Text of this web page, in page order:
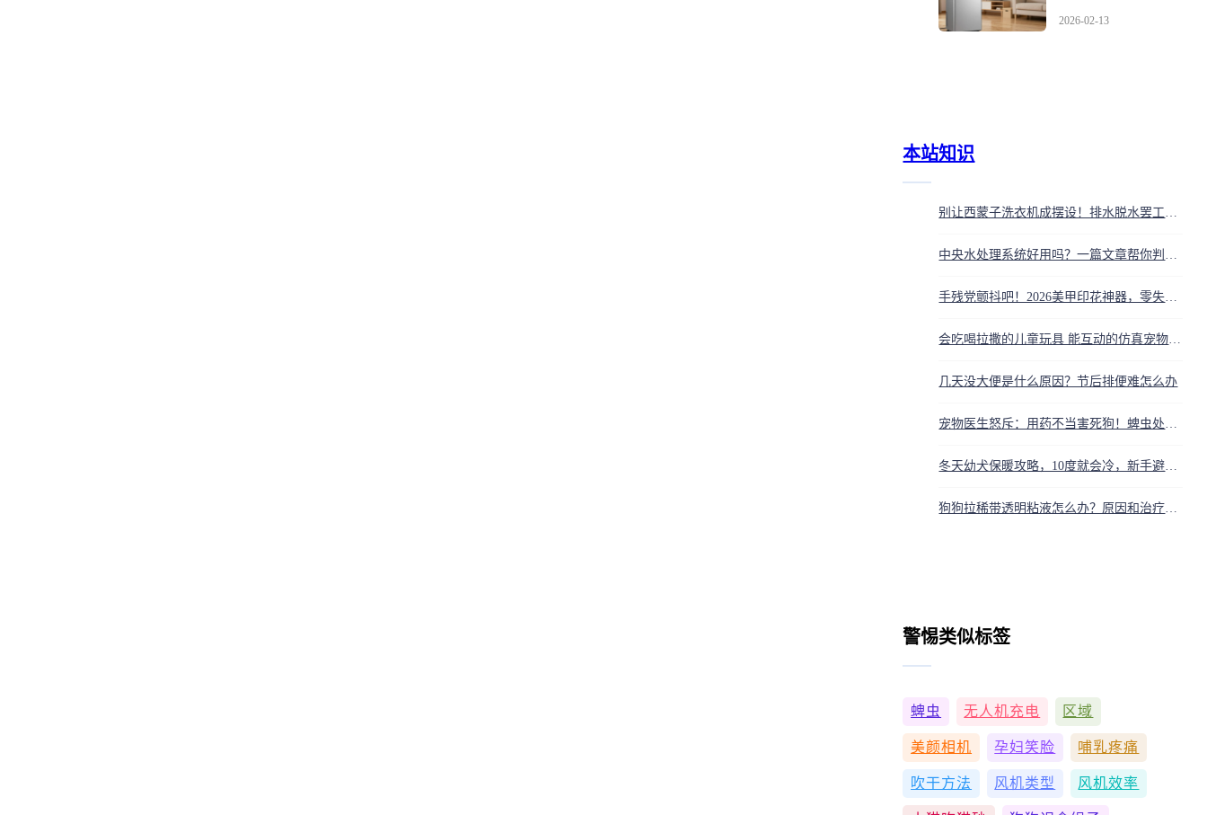
2026-02-13
本站知识
几天没大便是什么原因？节后排便难怎么办
警惕类似标签
蜱虫 无人机充电 区域
美颜相机 孕妇笑脸 哺乳疼痛
吹干方法 风机类型 风机效率